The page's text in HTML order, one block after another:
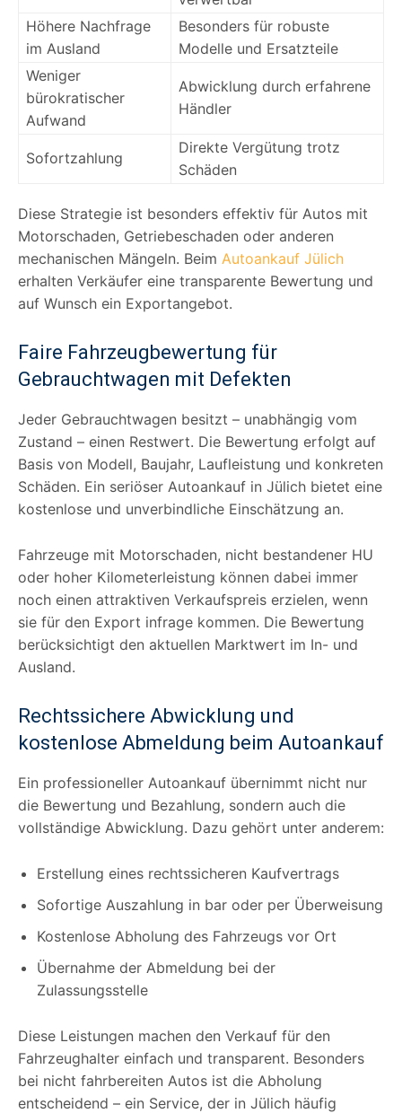
Höhere Nachfrage
im Ausland
Besonders für robuste
Modelle und Ersatzteile
Weniger
bürokratischer
Aufwand
Abwicklung durch erfahrene
Händler
Sofortzahlung
Direkte Vergütung trotz
Schäden
Diese Strategie ist besonders effektiv für Autos mit
Motorschaden, Getriebeschaden oder anderen
mechanischen Mängeln. Beim Autoankauf Jülich
erhalten Verkäufer eine transparente Bewertung und
auf Wunsch ein Exportangebot.
Faire Fahrzeugbewertung für
Gebrauchtwagen mit Defekten
Jeder Gebrauchtwagen besitzt – unabhängig vom
Zustand – einen Restwert. Die Bewertung erfolgt auf
Basis von Modell, Baujahr, Laufleistung und konkreten
Schäden. Ein seriöser Autoankauf in Jülich bietet eine
kostenlose und unverbindliche Einschätzung an.
Fahrzeuge mit Motorschaden, nicht bestandener HU
oder hoher Kilometerleistung können dabei immer
noch einen attraktiven Verkaufspreis erzielen, wenn
sie für den Export infrage kommen. Die Bewertung
berücksichtigt den aktuellen Marktwert im In- und
Ausland.
Rechtssichere Abwicklung und
kostenlose Abmeldung beim Autoankauf
Ein professioneller Autoankauf übernimmt nicht nur
die Bewertung und Bezahlung, sondern auch die
vollständige Abwicklung. Dazu gehört unter anderem:
Erstellung eines rechtssicheren Kaufvertrags
Sofortige Auszahlung in bar oder per Überweisung
Kostenlose Abholung des Fahrzeugs vor Ort
Übernahme der Abmeldung bei der
Zulassungsstelle
Diese Leistungen machen den Verkauf für den
Fahrzeughalter einfach und transparent. Besonders
bei nicht fahrbereiten Autos ist die Abholung
entscheidend – ein Service, der in Jülich häufig